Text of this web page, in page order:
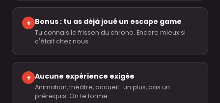
+ Bonus : tu as déjà joué un escape game
Tu connais le frisson du chrono. Encore mieux si
c'était chez nous.
+ Aucune expérience exigée
Animation, théâtre, accueil : un plus, pas un
prérequis. On te forme.